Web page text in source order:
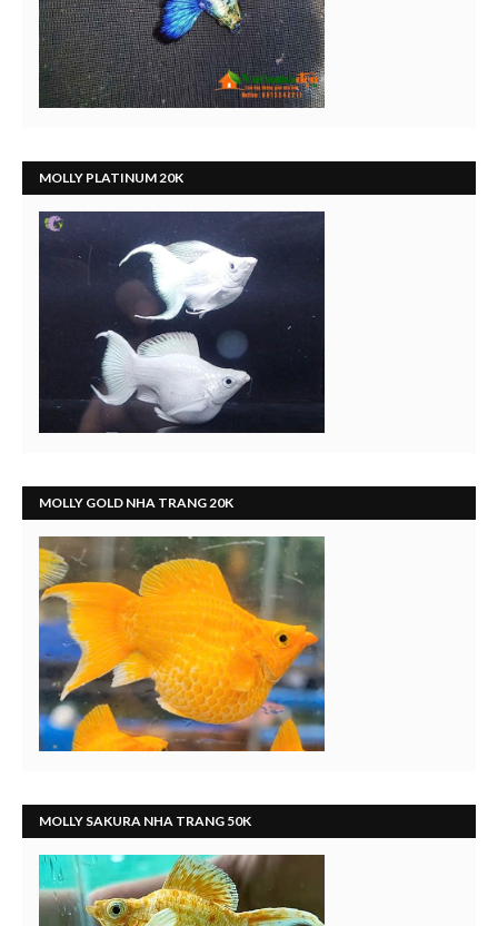
MOLLY PLATINUM 20K
MOLLY GOLD NHA TRANG 20K
MOLLY SAKURA NHA TRANG 50K